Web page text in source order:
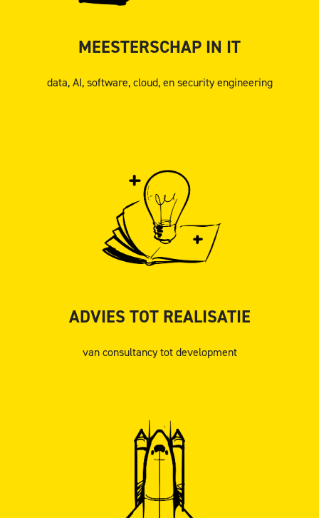
MEESTERSCHAP IN IT
data, AI, software, cloud, en security engineering
ADVIES TOT REALISATIE
van consultancy tot development